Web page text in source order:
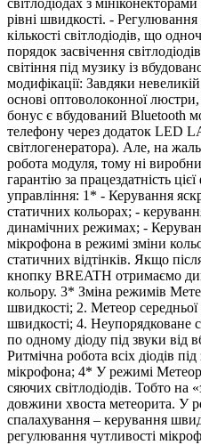
світлодіодах з
рівні швидкості. -
кількості світлодіодів, що
порядок засвічення
світіння під музику із
модифікації: Завдяки
основі оптоволоконної
бонус є вбудований Bluetooth
телефону через додаток LED
світлогенератора). Але, на
робота модуля, тому ні
гарантію за працездатність
управління: 1* - Керування
статичних кольорах; -
динамічних режимах; -
мікрофона в режимі зміни
статичних відтінків. Якщо
кнопку BREATH отримаємо
кольору. 3* Зміна режимів
швидкості; 2. Метеор
швидкості; 4. Неупорядковане
по одному діоду під звуки від
Ритмічна робота всіх діодів
мікрофона; 4* У режимі
сяючих світлодіодів. Тобто на
довжини хвоста метеорита. У
спалахування – керування
регулювання чутливості